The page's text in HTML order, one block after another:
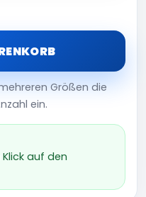
Größen die
ein.
auf den